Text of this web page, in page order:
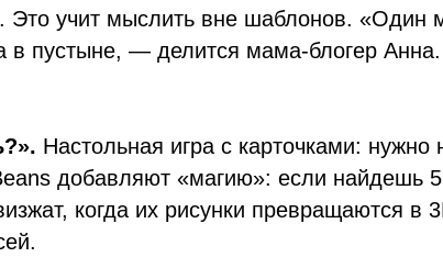
Это учит мыслить вне шаблонов. «Один
в пустыне, — делится мама-блогер
Настольная игра с карточками:
добавляют «магию»: если найдешь
когда их рисунки превращаются в